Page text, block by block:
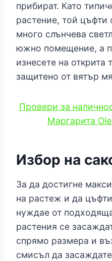
прибират. Като
растение, той цъфти
много слънчева
южно помещение, а
изнесете на открита
защитено от вятър
Провери за
Маргарита
Избор на
За да достигне
на растеж и да
нуждае от
растения се
спрямо размера и
смисъл да